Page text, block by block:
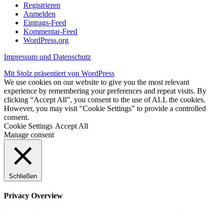
Registrieren
Anmelden
Eintrags-Feed
Kommentar-Feed
WordPress.org
Impressum und Datenschutz
Mit Stolz präsentiert von WordPress
We use cookies on our website to give you the most relevant
experience by remembering your preferences and repeat visits. By
clicking “Accept All”, you consent to the use of ALL the cookies.
However, you may visit "Cookie Settings" to provide a controlled
consent.
Cookie Settings Accept All
Manage consent
Schließen
Privacy Overview